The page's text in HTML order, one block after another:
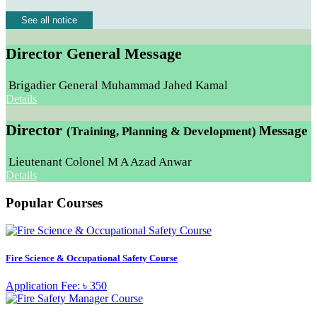
See all notice
Director General Message
Brigadier General Muhammad Jahed Kamal
Details
Director (Training, Planning & Development) Message
Lieutenant Colonel M A Azad Anwar
Details
Popular Courses
Fire Science & Occupational Safety Course
Application Fee: ৳ 350